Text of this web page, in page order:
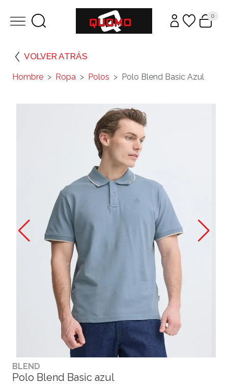
0
VOLVER ATRÁS
Hombre Ropa Polos Polo Blend Basic Azul
BLEND
Polo Blend Basic azul